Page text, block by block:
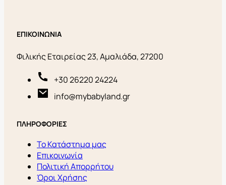
ΕΠΙΚΟΙΝΩΝΙΑ
Φιλικής Εταιρείας 23, Αμαλιάδα, 27200
+30 26220 24224
info@mybabyland.gr
ΠΛΗΡΟΦΟΡΙΕΣ
Το Κατάστημα μας
Επικοινωνία
Πολιτική Απορρήτου
Όροι Χρήσης